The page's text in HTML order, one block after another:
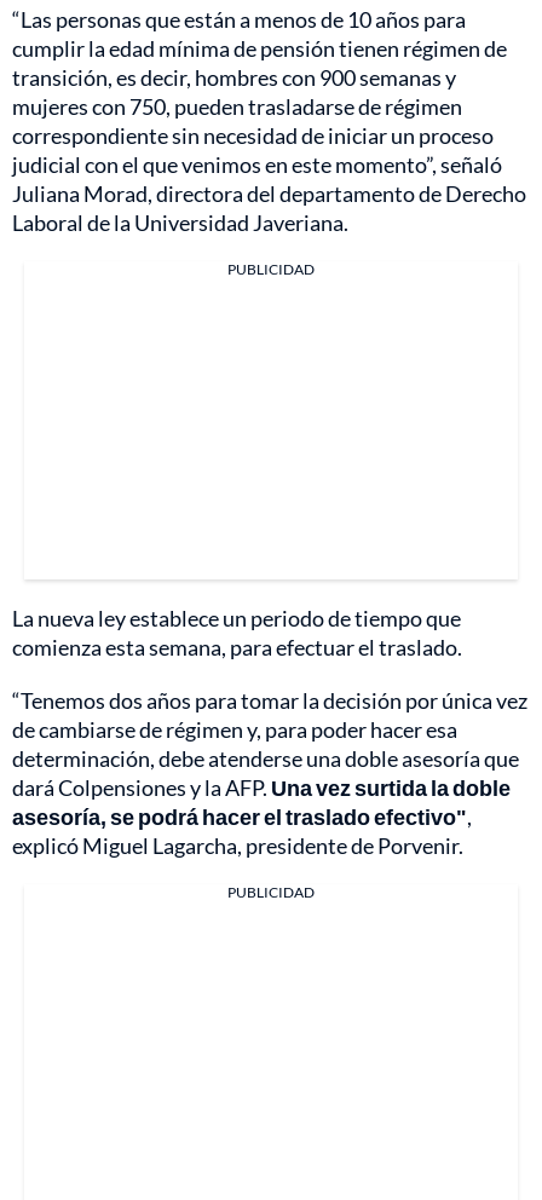
“Las personas que están a menos de 10 años para
cumplir la edad mínima de pensión tienen régimen de
transición, es decir, hombres con 900 semanas y
mujeres con 750, pueden trasladarse de régimen
correspondiente sin necesidad de iniciar un proceso
judicial con el que venimos en este momento”, señaló
Juliana Morad, directora del departamento de Derecho
Laboral de la Universidad Javeriana.
PUBLICIDAD
La nueva ley establece un periodo de tiempo que
comienza esta semana, para efectuar el traslado.
“Tenemos dos años para tomar la decisión por única vez
de cambiarse de régimen y, para poder hacer esa
determinación, debe atenderse una doble asesoría que
dará Colpensiones y la AFP. Una vez surtida la doble
asesoría, se podrá hacer el traslado efectivo",
explicó Miguel Lagarcha, presidente de Porvenir.
PUBLICIDAD